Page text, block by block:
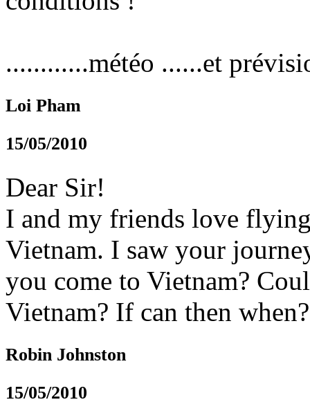
............météo ......et
Loi Pham
15/05/2010
Dear Sir!
I and my friends love
Vietnam. I saw your
you come to Vietnam?
Vietnam? If can then
Robin Johnston
15/05/2010